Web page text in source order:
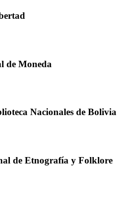
de Moneda
Nacionales de Bolivia
de Etnografía y Folklore